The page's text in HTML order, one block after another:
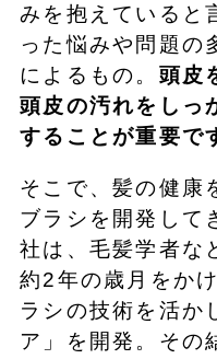
みを抱えていると
った悩みや問題の
によるもの。 頭皮
頭皮の汚れをしっ
することが重要で
そこで、髪の健康
ブラシを開発して
社は、毛髪学者な
約2年の歳月をか
ラシの技術を活か
ア」を開発。その